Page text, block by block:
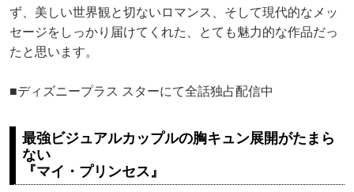
ず、美しい世界観と切ないロマンス、そして現代的なメッ
セージをしっかり届けてくれた、とても魅力的な作品だっ
たと思います。
■ディズニープラス スターにて全話独占配信中
最強ビジュアルカップルの胸キュン展開がたまら
ない
『マイ・プリンセス』